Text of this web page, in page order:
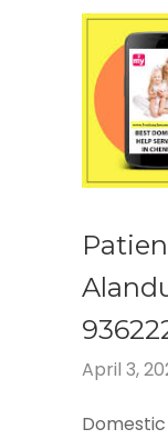
April 3,